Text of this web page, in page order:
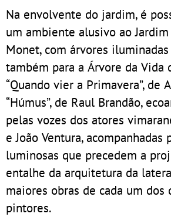
Na envolvente do jardim, é
um ambiente alusivo ao
Monet, com árvores
também para a Árvore da Vida
“Quando vier a Primavera”, de
“Húmus”, de Raul Brandão,
pelas vozes dos atores
e João Ventura, acompanhadas
luminosas que precedem a
entalhe da arquitetura da
maiores obras de cada um dos
pintores.